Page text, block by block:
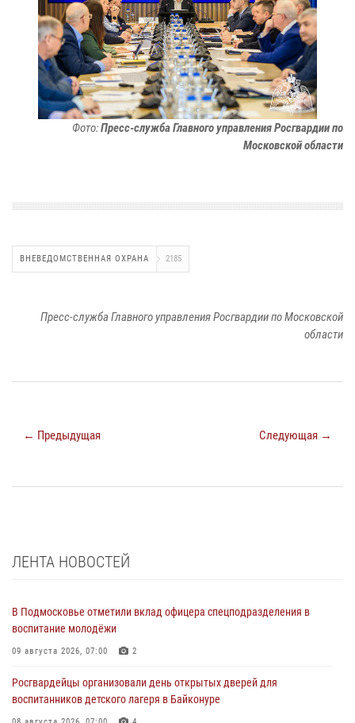
Фото:Пресс-служба Главного управления Росгвардии по
Московской области
ВНЕВЕДОМСТВЕННАЯ ОХРАНА 2185
Пресс-служба Главного управления Росгвардии по Московской
области
← Предыдущая Следующая →
ЛЕНТА НОВОСТЕЙ
В Подмосковье отметили вклад офицера спецподразделения в
воспитание молодёжи
09 августа 2026, 07:00 2
Росгвардейцы организовали день открытых дверей для
воспитанников детского лагеря в Байконуре